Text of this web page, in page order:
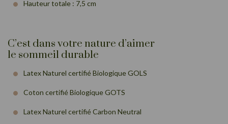
Hauteur totale : 7,5 cm
C’est dans votre nature d’aimer
le sommeil durable
Latex Naturel certifié Biologique GOLS
Coton certifié Biologique GOTS
Latex Naturel certifié Carbon Neutral